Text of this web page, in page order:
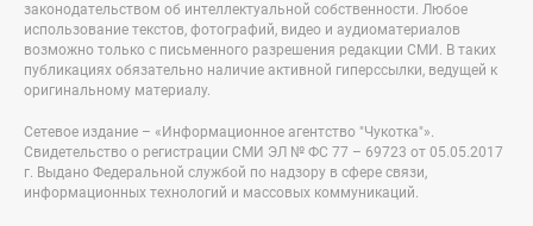
законодательством об интеллектуальной собственности. Любое
использование текстов, фотографий, видео и аудиоматериалов
возможно только с письменного разрешения редакции СМИ. В таких
публикациях обязательно наличие активной гиперссылки, ведущей к
оригинальному материалу.
Сетевое издание – «Информационное агентство "Чукотка"».
Свидетельство о регистрации СМИ ЭЛ № ФС 77 – 69723 от 05.05.2017
г. Выдано Федеральной службой по надзору в сфере связи,
информационных технологий и массовых коммуникаций.